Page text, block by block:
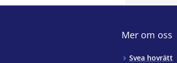
Mer om oss
Svea hovrätt